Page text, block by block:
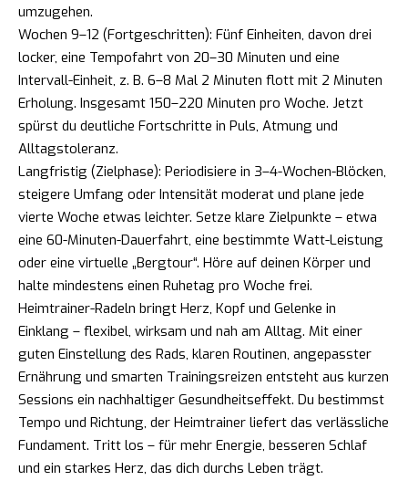
umzugehen.
Wochen 9–12 (Fortgeschritten): Fünf Einheiten, davon drei
locker, eine Tempofahrt von 20–30 Minuten und eine
Intervall-Einheit, z. B. 6–8 Mal 2 Minuten flott mit 2 Minuten
Erholung. Insgesamt 150–220 Minuten pro Woche. Jetzt
spürst du deutliche Fortschritte in Puls, Atmung und
Alltagstoleranz.
Langfristig (Zielphase): Periodisiere in 3–4-Wochen-Blöcken,
steigere Umfang oder Intensität moderat und plane jede
vierte Woche etwas leichter. Setze klare Zielpunkte – etwa
eine 60-Minuten-Dauerfahrt, eine bestimmte Watt-Leistung
oder eine virtuelle „Bergtour“. Höre auf deinen Körper und
halte mindestens einen Ruhetag pro Woche frei.
Heimtrainer-Radeln bringt Herz, Kopf und Gelenke in
Einklang – flexibel, wirksam und nah am Alltag. Mit einer
guten Einstellung des Rads, klaren Routinen, angepasster
Ernährung und smarten Trainingsreizen entsteht aus kurzen
Sessions ein nachhaltiger Gesundheitseffekt. Du bestimmst
Tempo und Richtung, der Heimtrainer liefert das verlässliche
Fundament. Tritt los – für mehr Energie, besseren Schlaf
und ein starkes Herz, das dich durchs Leben trägt.